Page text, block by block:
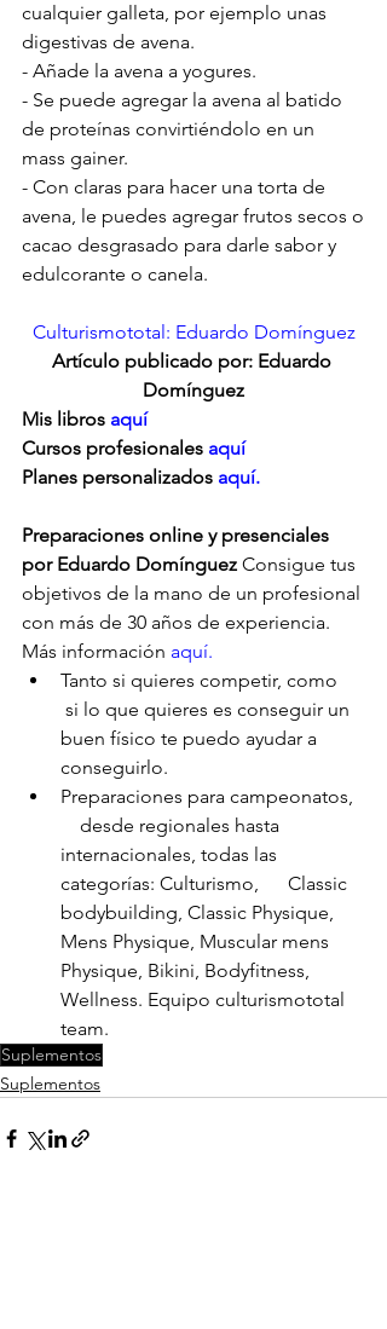
cualquier galleta, por ejemplo unas
digestivas de avena.
- Añade la avena a yogures.
- Se puede agregar la avena al batido
de proteínas convirtiéndolo en un
mass gainer.
- Con claras para hacer una torta de
avena, le puedes agregar frutos secos o
cacao desgrasado para darle sabor y
edulcorante o canela.
Culturismototal: Eduardo Domínguez
Artículo publicado por: Eduardo
Domínguez
Mis libros aquí
Cursos profesionales aquí
Planes personalizados aquí.
Preparaciones online y presenciales
por Eduardo Domínguez Consigue tus
objetivos de la mano de un profesional
con más de 30 años de experiencia.
Más información aquí.
Tanto si quieres competir, como
si lo que quieres es conseguir un
buen físico te puedo ayudar a
conseguirlo.
Preparaciones para campeonatos,
    desde regionales hasta
internacionales, todas las
categorías: Culturismo,      Classic
bodybuilding, Classic Physique,
Mens Physique, Muscular mens
Physique, Bikini, Bodyfitness,
Wellness. Equipo culturismototal
team.
Suplementos
Suplementos